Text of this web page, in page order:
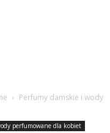
Perfumy damskie i wody
perfumowane dla kobiet